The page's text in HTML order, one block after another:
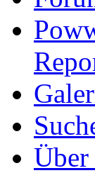
Über